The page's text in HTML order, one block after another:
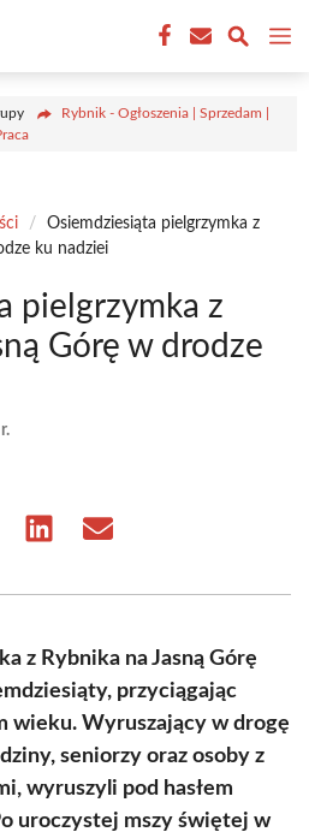
Rybnik - Ogłoszenia | Sprzedam |
/
Osiemdziesiąta pielgrzymka z
ku nadziei
pielgrzymka z
Górę w drodze
Share Share
z Rybnika na Jasną Górę
przyciągając
wieku. Wyruszający w drogę
seniorzy oraz osoby z
wyruszyli pod hasłem
uroczystej mszy świętej w